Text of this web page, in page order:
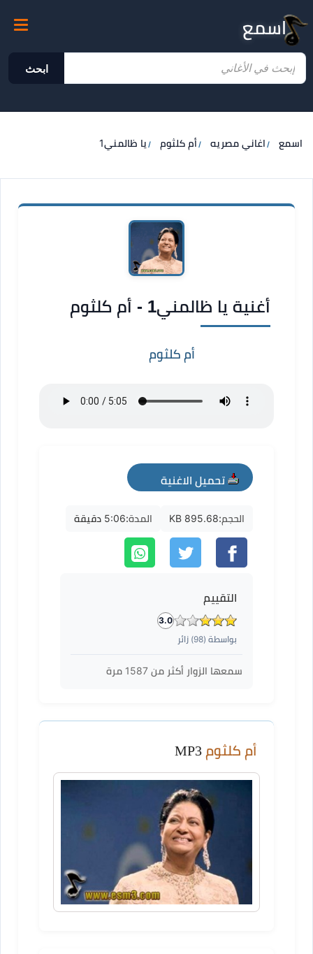
اسمع
ابحث
اسمع اغاني مصريه أم كلثوم يا ظالمني1
أغنية يا ظالمني1 - أم كلثوم
أم كلثوم
تحميل الاغنية
mp3
الحجم:895.68 KB المدة:5:06 دقيقة
التقييم
3.0
بواسطة (98) زائر
سمعها الزوار أكثر من 1587 مرة
أم كلثوم